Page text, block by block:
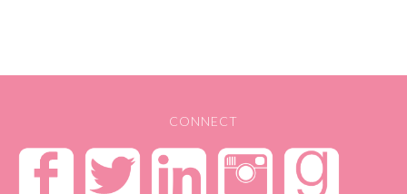
CONNECT